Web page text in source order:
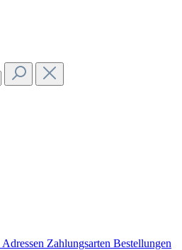
Adressen Zahlungsarten Bestellungen